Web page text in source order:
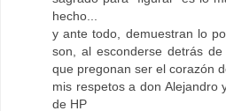
hecho...
y ante todo, demuestran lo
son, al esconderse detrás
que pregonan ser el corazón
mis respetos a don Alejandro
de HP